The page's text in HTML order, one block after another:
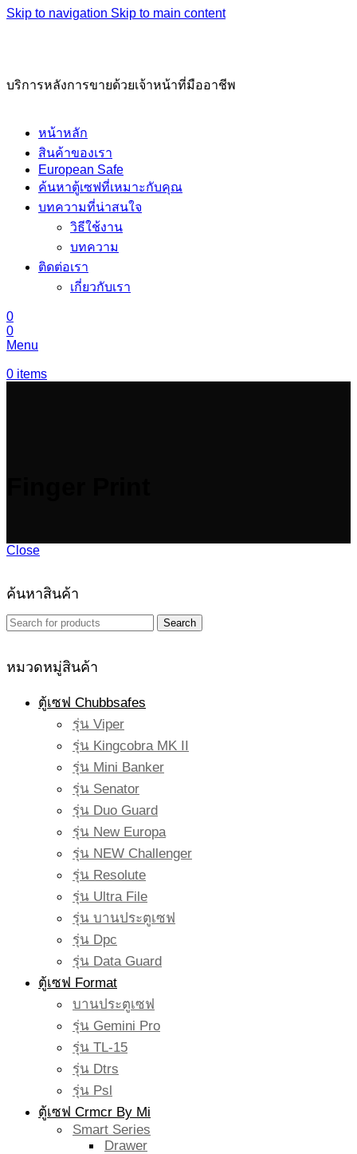
Skip to navigation Skip to main content
บริการหลังการขายด้วยเจ้าหน้าที่มืออาชีพ
หน้าหลัก
สินค้าของเรา
European Safe
ค้นหาตู้เซฟที่เหมาะกับคุณ
บทความที่น่าสนใจ
วิธีใช้งาน
บทความ
ติดต่อเรา
เกี่ยวกับเรา
0
0
Menu
0 items
Close
ค้นหาสินค้า
Search
หมวดหมู่สินค้า
ตู้เซฟ Chubbsafes
รุ่น Viper
รุ่น Kingcobra MK II
รุ่น Mini Banker
รุ่น Senator
รุ่น Duo Guard
รุ่น New Europa
รุ่น NEW Challenger
รุ่น Resolute
รุ่น Ultra File
รุ่น บานประตูเซฟ
รุ่น Dpc
รุ่น Data Guard
ตู้เซฟ Format
บานประตูเซฟ
รุ่น Gemini Pro
รุ่น TL-15
รุ่น Dtrs
รุ่น Psl
ตู้เซฟ Crmcr By Mi
Smart Series
Drawer